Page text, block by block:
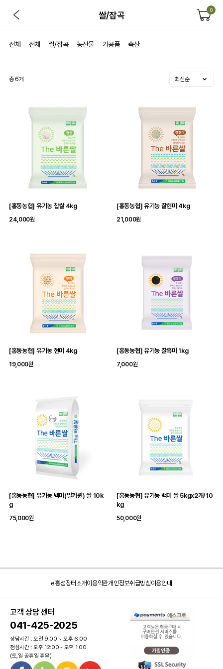
쌀/잡곡 0
전체 전체 쌀/잡곡 농산물 가공품 축산
총 6개
[홍동농협] 유기농 찹쌀 4kg
24,000원
[홍동농협] 유기농 찰현미 4kg
21,000원
[홍동농협] 유기농 현미 4kg
19,000원
[홍동농협] 유기농 찰흑미 1kg
7,000원
[홍동농협] 유기농 백미(밀키퀸) 쌀 10k
g
75,000원
[홍동농협] 유기농 백미 쌀 5kgx2개/10
kg
50,000원
e홍성장터소개이용약관개인정보취급방침이용안내
고객 상담 센터
041-425-2025
상담시간 : 오전 9:00 ~ 오후 6:00
점심시간 : 오후 12:00 - 오후 1:00
(토,일 공휴일 휴무)